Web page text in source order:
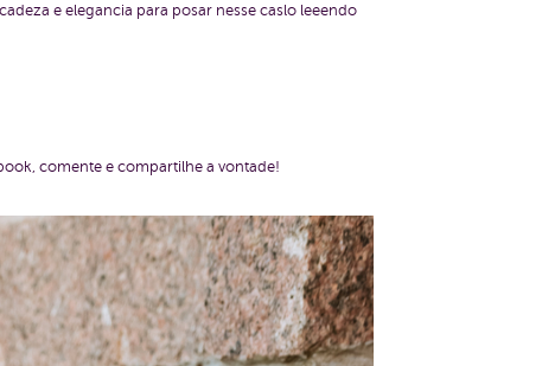
e elegancia para posar nesse caslo leeendo
comente e compartilhe a vontade!